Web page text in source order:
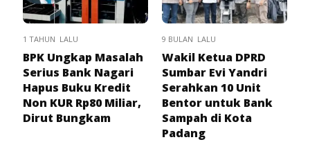
1 TAHUN LALU
BPK Ungkap Masalah
Serius Bank Nagari
Hapus Buku Kredit
Non KUR Rp80 Miliar,
Dirut Bungkam
9 BULAN LALU
Wakil Ketua DPRD
Sumbar Evi Yandri
Serahkan 10 Unit
Bentor untuk Bank
Sampah di Kota
Padang